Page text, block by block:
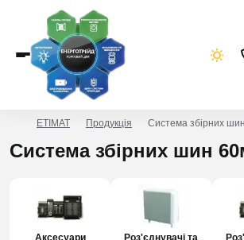
ETIMAT Продукція Система збірних
Система збірних шин
Аксесуари
Роз'єднувачі та